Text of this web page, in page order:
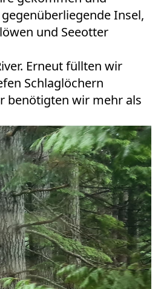
Insel,
und Seeotter
Erneut füllten wir
Schlaglöchern
benötigten wir mehr als